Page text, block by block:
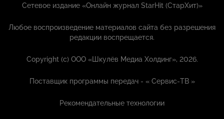
Сетевое издание «Онлайн журнал StarHit (СтарХит)»
Любое воспроизведение материалов сайта без разрешения
редакции воспрещается.
Copyright (с) ООО «Шкулёв Медиа Холдинг», 2026.
Поставщик программы передач - «Сервис-ТВ »
Рекомендательные технологии